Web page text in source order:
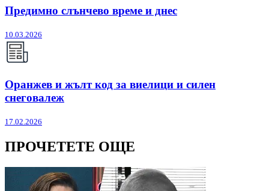
Предимно слънчево време и днес
10.03.2026
Оранжев и жълт код за виелици и силен
снеговалеж
17.02.2026
ПРОЧЕТЕТЕ ОЩЕ